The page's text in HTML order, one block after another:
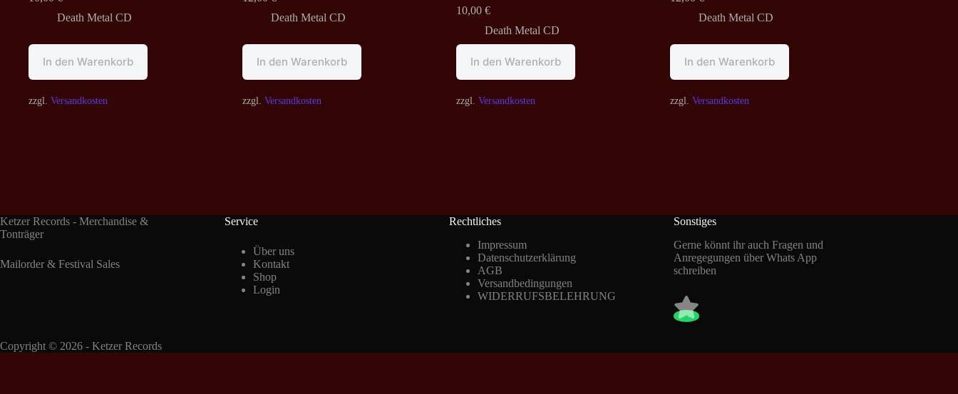
Death Metal CD
In den Warenkorb
zzgl. Versandkosten
Death Metal CD
In den Warenkorb
zzgl. Versandkosten
10,00 €
Death Metal CD
In den Warenkorb
zzgl. Versandkosten
Death Metal CD
In den Warenkorb
zzgl. Versandkosten
Ketzer Records - Merchandise &
Tonträger
Mailorder & Festival Sales
Service
Über uns
Kontakt
Shop
Login
Rechtliches
Impressum
Datenschutzerklärung
AGB
Versandbedingungen
WIDERRUFSBELEHRUNG
Sonstiges
Gerne könnt ihr auch Fragen und
Anregegungen über Whats App
schreiben
Copyright © 2026 - Ketzer Records